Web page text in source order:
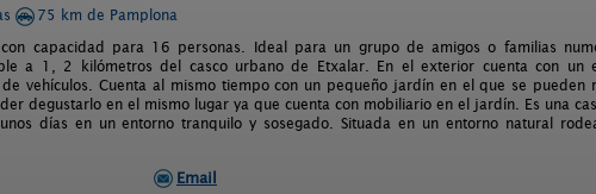
75 km de Pamplona
capacidad para 16 personas. Ideal para un grupo de amigos o familias
a 1, 2 kilómetros del casco urbano de Etxalar. En el exterior cuenta con un
vehículos. Cuenta al mismo tiempo con un pequeño jardín en el que se pueden
degustarlo en el mismo lugar ya que cuenta con mobiliario en el jardín. Es una
días en un entorno tranquilo y sosegado. Situada en un entorno natural
Email